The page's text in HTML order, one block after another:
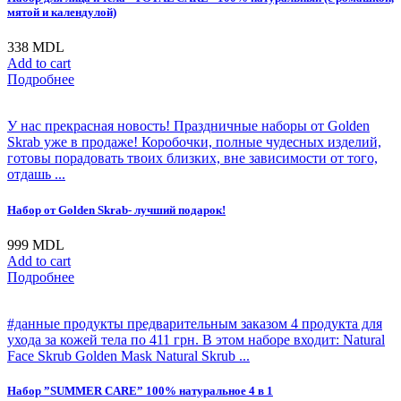
мятой и календулой)
338 MDL
Add to cart
Подробнее
У нас прекрасная новость! Праздничные наборы от Golden
Skrab уже в продаже! Коробочки, полные чудесных изделий,
готовы порадовать твоих близких, вне зависимости от того,
отдашь ...
Набор от Golden Skrab- лучший подарок!
999 MDL
Add to cart
Подробнее
#данные продукты предварительным заказом 4 продукта для
ухода за кожей тела по 411 грн. В этом наборе входит: Natural
Face Skrub Golden Mask Natural Skrub ...
Набор ”SUMMER CARE” 100% натуральное 4 в 1